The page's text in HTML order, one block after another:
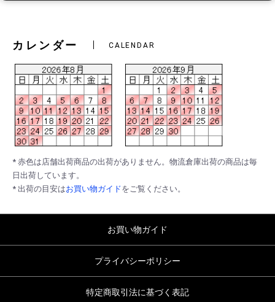
カレンダー CALENDAR
* 赤色は店舗出荷商品の出荷がありません。物流倉庫出荷の商品は毎
日出荷しています。
* 出荷の目安はお買い物ガイドをご覧ください。
お買い物ガイド
プライバシーポリシー
特定商取引法に基づく表記